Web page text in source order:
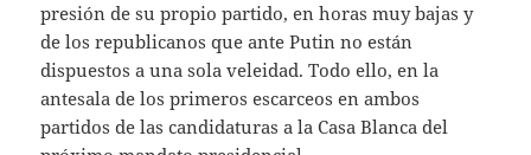
presión de su propio partido, en horas muy bajas y
de los republicanos que ante Putin no están
dispuestos a una sola veleidad. Todo ello, en la
antesala de los primeros escarceos en ambos
partidos de las candidaturas a la Casa Blanca del